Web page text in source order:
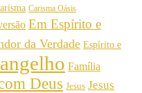
Carisma Oásis
Em Espírito e
da Verdade Espírito e
Família
Deus Jesus Jesus